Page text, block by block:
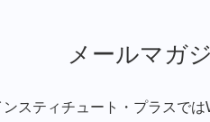
メールマガ
ンスティチュート・プラスで